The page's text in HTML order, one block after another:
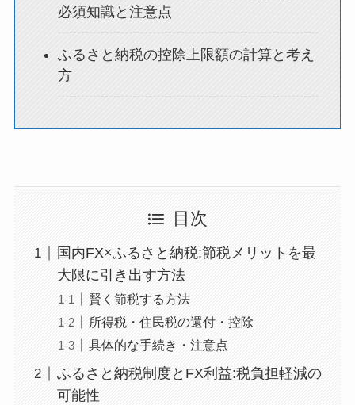
必須知識と注意点
ふるさと納税の控除上限額の計算と考え
方
目次
国内FX×ふるさと納税:節税メリットを最
大限に引き出す方法
賢く節税する方法
所得税・住民税の還付・控除
具体的な手続き・注意点
ふるさと納税制度とFX利益:税負担軽減の
可能性